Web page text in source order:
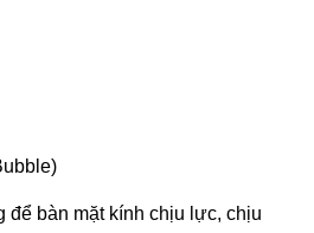
để bàn mặt kính chịu lực, chịu